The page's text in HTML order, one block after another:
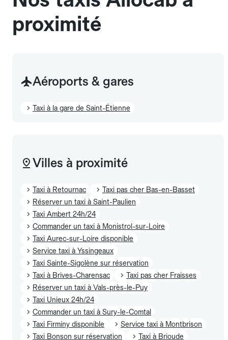
proximité
Aéroports & gares
Taxi à la gare de Saint-Étienne
Villes à proximité
Taxi à Retournac
Taxi pas cher Bas-en-Basset
Réserver un taxi à Saint-Paulien
Taxi Ambert 24h/24
Commander un taxi à Monistrol-sur-Loire
Taxi Aurec-sur-Loire disponible
Service taxi à Yssingeaux
Taxi Sainte-Sigolène sur réservation
Taxi à Brives-Charensac
Taxi pas cher Fraisses
Réserver un taxi à Vals-près-le-Puy
Taxi Unieux 24h/24
Commander un taxi à Sury-le-Comtal
Taxi Firminy disponible
Service taxi à Montbrison
Taxi Bonson sur réservation
Taxi à Brioude